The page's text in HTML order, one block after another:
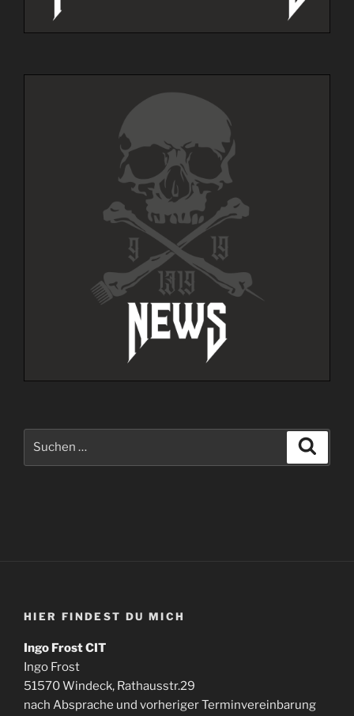
HIER FINDEST DU MICH
Ingo Frost CIT
Ingo Frost
51570 Windeck, Rathausstr.29
nach Absprache und vorheriger Terminvereinbarung